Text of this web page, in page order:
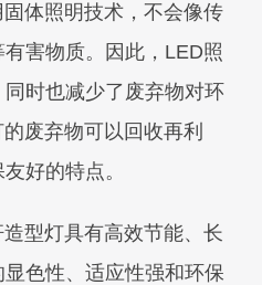
体照明技术，不会像传
害物质。因此，LED照
时也减少了废弃物对环
废弃物可以回收再利
好的特点。
型灯具有高效节能、长
色性、适应性强和环保